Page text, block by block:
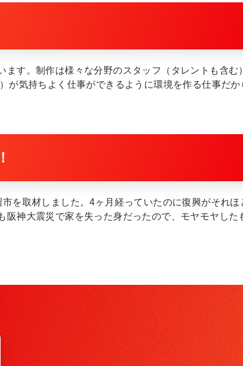
す。制作は様々な分野のスタッフ（タレントも含
が気持ちよく仕事ができるように環境を作る仕事だ
を取材しました。4ヶ月経っていたのに復興がそれ
神大震災で家を失った身だったので、モヤモヤした